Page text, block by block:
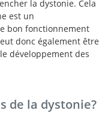
la dystonie. Cela
est un
bon fonctionnement
donc également être
développement des
de la dystonie?